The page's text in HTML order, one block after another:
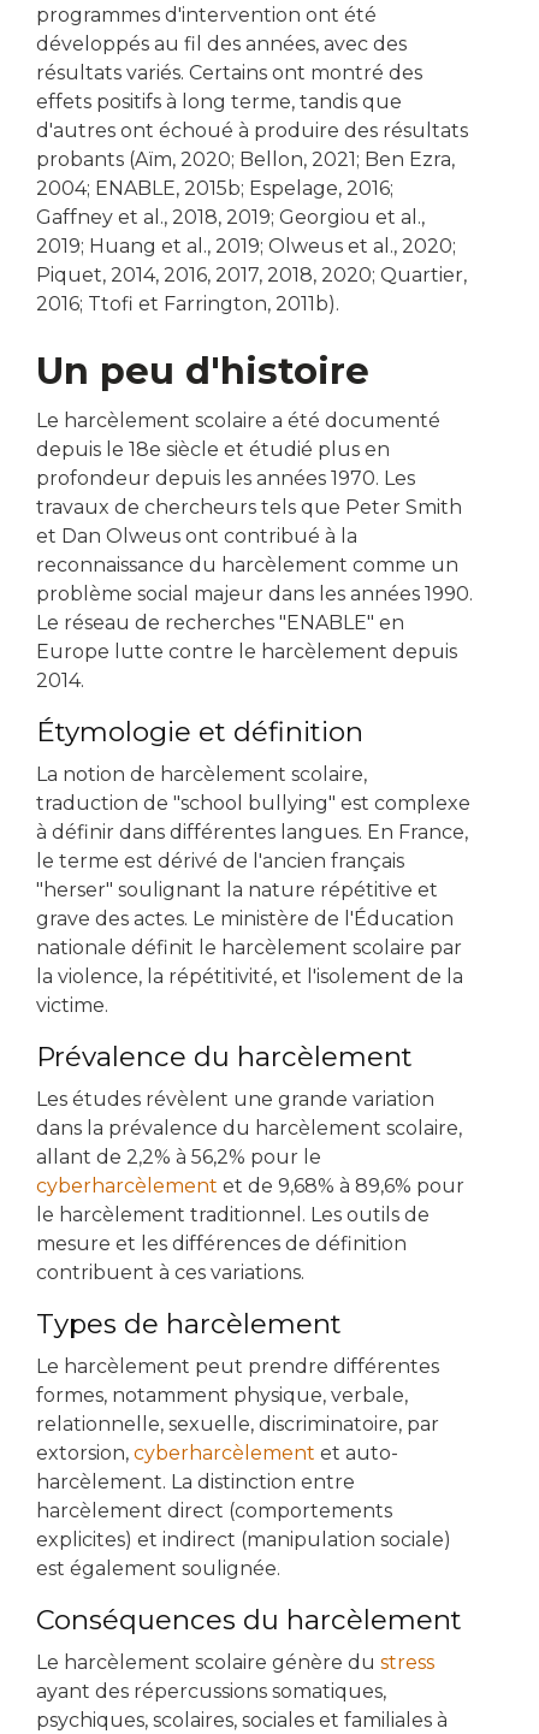
programmes d'intervention ont été
développés au fil des années, avec des
résultats variés. Certains ont montré des
effets positifs à long terme, tandis que
d'autres ont échoué à produire des résultats
probants (Aïm, 2020; Bellon, 2021; Ben Ezra,
2004; ENABLE, 2015b; Espelage, 2016;
Gaffney et al., 2018, 2019; Georgiou et al.,
2019; Huang et al., 2019; Olweus et al., 2020;
Piquet, 2014, 2016, 2017, 2018, 2020; Quartier,
2016; Ttofi et Farrington, 2011b).
Un peu d'histoire
Le harcèlement scolaire a été documenté
depuis le 18e siècle et étudié plus en
profondeur depuis les années 1970. Les
travaux de chercheurs tels que Peter Smith
et Dan Olweus ont contribué à la
reconnaissance du harcèlement comme un
problème social majeur dans les années 1990.
Le réseau de recherches "ENABLE" en
Europe lutte contre le harcèlement depuis
2014.
Étymologie et définition
La notion de harcèlement scolaire,
traduction de "school bullying" est complexe
à définir dans différentes langues. En France,
le terme est dérivé de l'ancien français
"herser" soulignant la nature répétitive et
grave des actes. Le ministère de l'Éducation
nationale définit le harcèlement scolaire par
la violence, la répétitivité, et l'isolement de la
victime.
Prévalence du harcèlement
Les études révèlent une grande variation
dans la prévalence du harcèlement scolaire,
allant de 2,2% à 56,2% pour le
cyberharcèlement et de 9,68% à 89,6% pour
le harcèlement traditionnel. Les outils de
mesure et les différences de définition
contribuent à ces variations.
Types de harcèlement
Le harcèlement peut prendre différentes
formes, notamment physique, verbale,
relationnelle, sexuelle, discriminatoire, par
extorsion, cyberharcèlement et auto-
harcèlement. La distinction entre
harcèlement direct (comportements
explicites) et indirect (manipulation sociale)
est également soulignée.
Conséquences du harcèlement
Le harcèlement scolaire génère du stress
ayant des répercussions somatiques,
psychiques, scolaires, sociales et familiales à